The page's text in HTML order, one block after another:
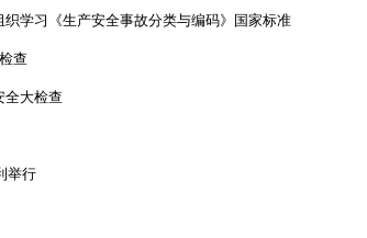
学习《生产安全事故分类与编码》国家标准
查
全大检查
举行